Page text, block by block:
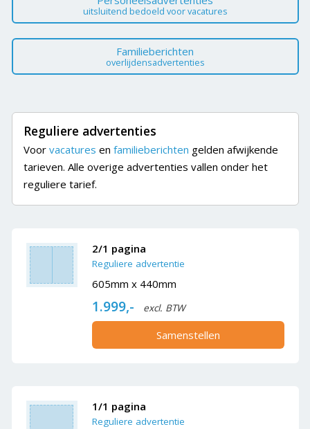
uitsluitend bedoeld voor vacatures
Familieberichten
overlijdensadvertenties
Reguliere advertenties
Voor vacatures en familieberichten gelden afwijkende
tarieven. Alle overige advertenties vallen onder het
reguliere tarief.
2/1 pagina
Reguliere advertentie
605mm x 440mm
1.999,- excl. BTW
Samenstellen
1/1 pagina
Reguliere advertentie